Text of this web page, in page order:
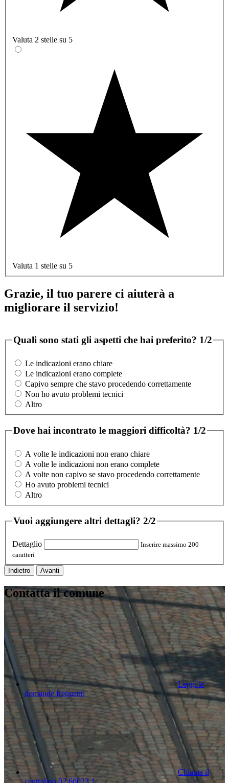
Valuta 2 stelle su 5
Valuta 1 stelle su 5
Grazie, il tuo parere ci aiuterà a
migliorare il servizio!
Quali sono stati gli aspetti che hai preferito? 1/2
Le indicazioni erano chiare
Le indicazioni erano complete
Capivo sempre che stavo procedendo correttamente
Non ho avuto problemi tecnici
Altro
Dove hai incontrato le maggiori difficoltà? 1/2
A volte le indicazioni non erano chiare
A volte le indicazioni non erano complete
A volte non capivo se stavo procedendo correttamente
Ho avuto problemi tecnici
Altro
Vuoi aggiungere altri dettagli? 2/2
Dettaglio
Inserire massimo 200
caratteri
Indietro Avanti
Contatta il comune
Leggi le
domande frequenti
Chiama il